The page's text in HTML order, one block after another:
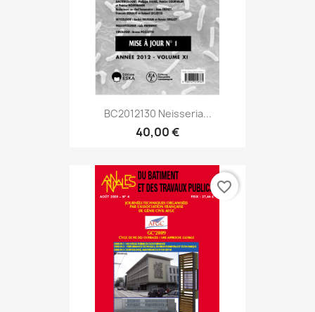
BC2012130 Neisseria...
40,00 €
favorite_border